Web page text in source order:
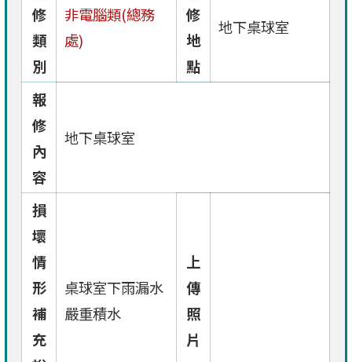
修
類
別
非電腦類(總務
處)
修
地
點
地下桌球室
報
修
內
容
地下桌球室
損
壞
情
形
補
充
桌球室下雨漏水
嚴重積水
上
傳
照
片